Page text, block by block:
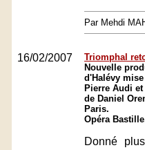
Par Mehdi
16/02/2007
Triomphal
Nouvelle
d'Halévy
Pierre Audi
de Daniel
Paris.
Opéra
Donné